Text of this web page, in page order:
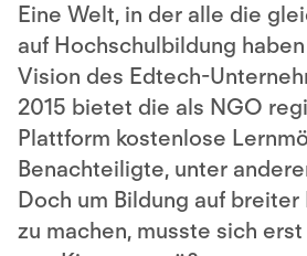
Eine Welt, in der alle die
auf Hochschulbildung
Vision des Edtech-
2015 bietet die als NGO
Plattform kostenlose
Benachteiligte, unter
Doch um Bildung auf breiter
zu machen, musste sich